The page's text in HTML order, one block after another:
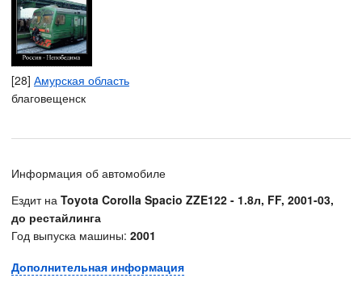
[28] Амурская область
благовещенск
Информация об автомобиле
Ездит на Toyota Corolla Spacio ZZE122 - 1.8л, FF, 2001-03,
до рестайлинга
Год выпуска машины: 2001
Дополнительная информация